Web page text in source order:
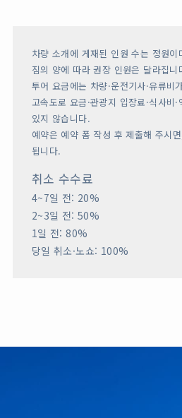
차량 소개에 게재된 인원 수는 정원이
짐의 양에 따라 권장 인원은 달라집니
투어 요금에는 차량·운전기사·유류비
고속도로 요금·관광지 입장료·식사비
있지 않습니다.
예약은 예약 폼 작성 후 제출해 주시
됩니다.
취소 수수료
4~7일 전: 20%
2~3일 전: 50%
1일 전: 80%
당일 취소·노쇼: 100%